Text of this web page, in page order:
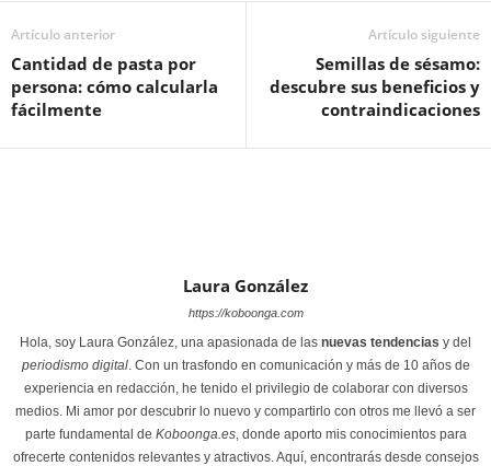
Artículo anterior
Cantidad de pasta por
persona: cómo calcularla
fácilmente
Artículo siguiente
Semillas de sésamo:
descubre sus beneficios y
contraindicaciones
Laura González
https://koboonga.com
Hola, soy Laura González, una apasionada de las nuevas tendencias y del
periodismo digital. Con un trasfondo en comunicación y más de 10 años de
experiencia en redacción, he tenido el privilegio de colaborar con diversos
medios. Mi amor por descubrir lo nuevo y compartirlo con otros me llevó a ser
parte fundamental de Koboonga.es, donde aporto mis conocimientos para
ofrecerte contenidos relevantes y atractivos. Aquí, encontrarás desde consejos